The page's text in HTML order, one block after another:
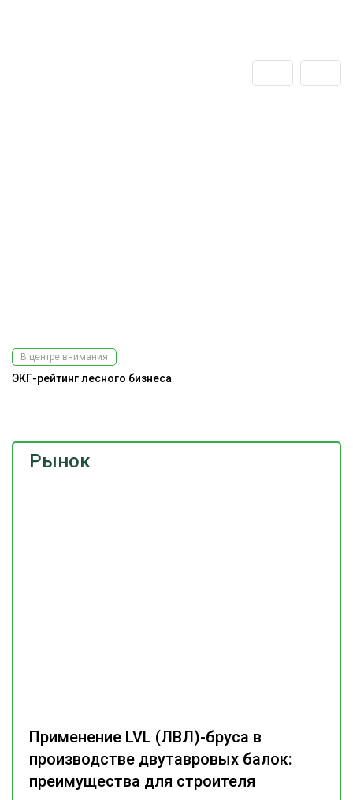
Рынок
Применение LVL (ЛВЛ)-бруса в
производстве двутавровых балок:
преимущества для строителя
В центре внимания
ЭКГ-рейтинг лесного бизнеса